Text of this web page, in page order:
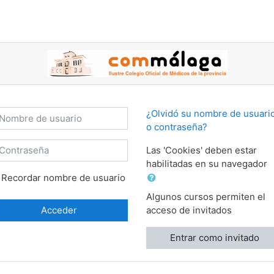
de usuario
Recordar nombre de usuario
Acceder
¿Olvidó su nombre de
o contraseña?
Las 'Cookies' deben estar
habilitadas en su navegador
Algunos cursos permiten el
acceso de invitados
Entrar como invitado